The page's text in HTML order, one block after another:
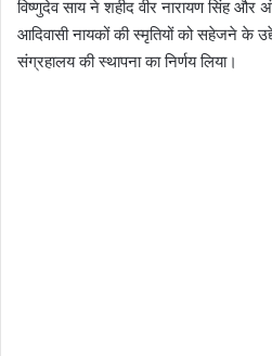
विष्णुदेव साय ने शहीद वीर नारायण सिंह और
आदिवासी नायकों की स्मृतियों को सहेजने के
संग्रहालय की स्थापना का निर्णय लिया।